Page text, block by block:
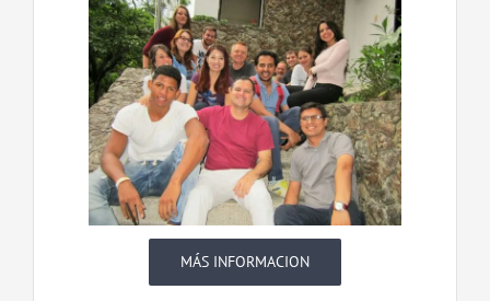
MÁS INFORMACION